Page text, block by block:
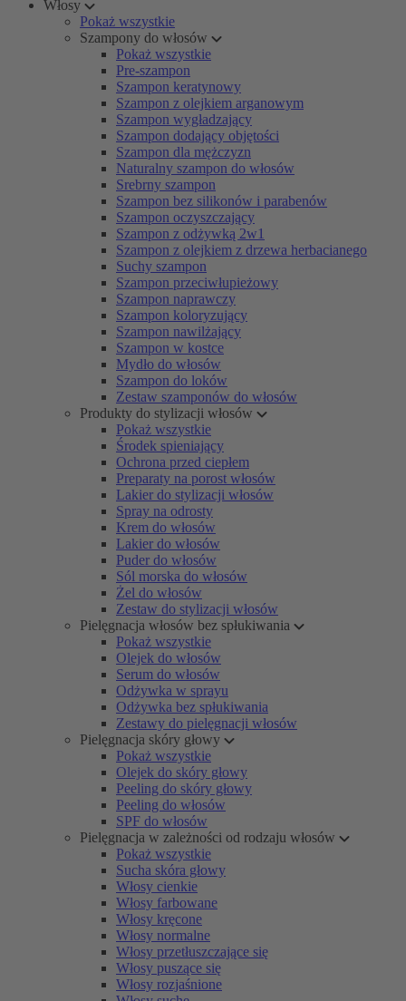
Włosy
Pokaż wszystkie
Szampony do włosów
Pokaż wszystkie
Pre-szampon
Szampon keratynowy
Szampon z olejkiem arganowym
Szampon wygładzający
Szampon dodający objętości
Szampon dla mężczyzn
Naturalny szampon do włosów
Srebrny szampon
Szampon bez silikonów i parabenów
Szampon oczyszczający
Szampon z odżywką 2w1
Szampon z olejkiem z drzewa herbacianego
Suchy szampon
Szampon przeciwłupieżowy
Szampon naprawczy
Szampon koloryzujący
Szampon nawilżający
Szampon w kostce
Mydło do włosów
Szampon do loków
Zestaw szamponów do włosów
Produkty do stylizacji włosów
Pokaż wszystkie
Środek spieniający
Ochrona przed ciepłem
Preparaty na porost włosów
Lakier do stylizacji włosów
Spray na odrosty
Krem do włosów
Lakier do włosów
Puder do włosów
Sól morska do włosów
Żel do włosów
Zestaw do stylizacji włosów
Pielęgnacja włosów bez spłukiwania
Pokaż wszystkie
Olejek do włosów
Serum do włosów
Odżywka w sprayu
Odżywka bez spłukiwania
Zestawy do pielęgnacji włosów
Pielęgnacja skóry głowy
Pokaż wszystkie
Olejek do skóry głowy
Peeling do skóry głowy
Peeling do włosów
SPF do włosów
Pielęgnacja w zależności od rodzaju włosów
Pokaż wszystkie
Sucha skóra głowy
Włosy cienkie
Włosy farbowane
Włosy kręcone
Włosy normalne
Włosy przetłuszczające się
Włosy puszące się
Włosy rozjaśnione